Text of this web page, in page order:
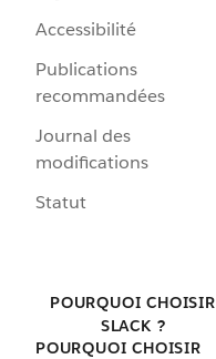
Accessibilité
Publications
recommandées
Journal des
modifications
Statut
POURQUOI CHOISIR
SLACK ?
POURQUOI CHOISIR